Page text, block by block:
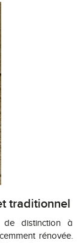
traditionnel
distinction à
rénovée.